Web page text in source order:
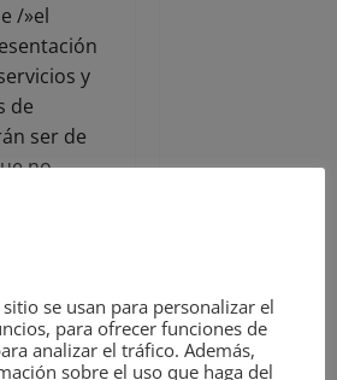
/»el
y
de
ser de
no
se usan para personalizar el
para ofrecer funciones de
analizar el tráfico. Además,
sobre el uso que haga del